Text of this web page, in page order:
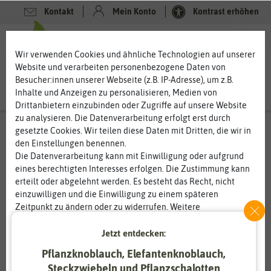
Kontakt Mein Konto Kontrast erhöhen
Wir verwenden Cookies und ähnliche Technologien auf unserer
Website und verarbeiten personenbezogene Daten von
Besucher:innen unserer Webseite (z.B. IP-Adresse), um z.B.
Inhalte und Anzeigen zu personalisieren, Medien von
Drittanbietern einzubinden oder Zugriffe auf unsere Website
zu analysieren. Die Datenverarbeitung erfolgt erst durch
gesetzte Cookies. Wir teilen diese Daten mit Dritten, die wir in
den Einstellungen benennen.
Die Datenverarbeitung kann mit Einwilligung oder aufgrund
eines berechtigten Interesses erfolgen. Die Zustimmung kann
erteilt oder abgelehnt werden. Es besteht das Recht, nicht
einzuwilligen und die Einwilligung zu einem späteren
Zeitpunkt zu ändern oder zu widerrufen. Weitere
Informationen zur Verwendung personenbezogener Daten und
den Diensten erklären wir in unsererDaten­schutz­erklärung
Essenziell Statistik
Jetzt entdecken:
Pflanzknoblauch, Elefantenknoblauch,
Steckzwiebeln und Pflanzschalotten